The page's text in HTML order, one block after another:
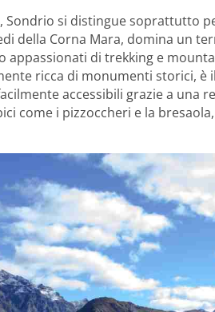
Sondrio si distingue soprattutto
della Corna Mara, domina un
appassionati di trekking e
ricca di monumenti storici,
accessibili grazie a una
come i pizzoccheri e la